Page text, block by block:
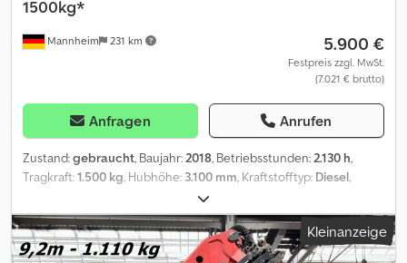
Mannheim 231 km
1500kg*
5.900 €
Festpreis zzgl. MwSt.
(7.021 € brutto)
Anfragen Anrufen
Zustand:gebraucht, Baujahr:2018, Betriebsstunden:2.130 h,
Tragkraft:1.500 kg, Hubhöhe: 3.100 mm, Kraftstofftyp: Diesel,
, * Fahrzeugnummer : P19457 M +
WhatsApp: KI-gestützt, Weiterleitung an den zuständigen
Ansprechpartner in Ihrer Sprache) Codpfx Aiszqw I Deferf * Motor
Lombardini LDW 1003/B1 * Diesel-Motor * Nenntragfähigkeit: 1500
Kleinanzeige